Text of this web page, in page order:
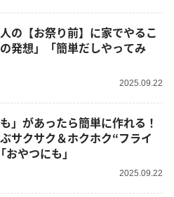
の【お祭り前】に家でやるこ
発想」「簡単だしやってみ
2025.09.22
も」があったら簡単に作れる！
サクサク＆ホクホク“フライ
おやつにも」
2025.09.22